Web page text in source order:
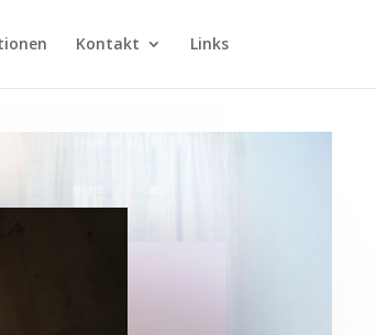
Kontakt Links